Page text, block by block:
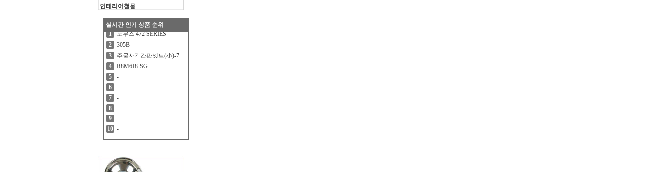
인테리어철물
실시간 인기 상품 순위
1
도무스 472 SERIES
2
305B
3
주물사각간판셋트(小)-7
4
R8M618-SG
5
-
6
-
7
-
8
-
9
-
10 -